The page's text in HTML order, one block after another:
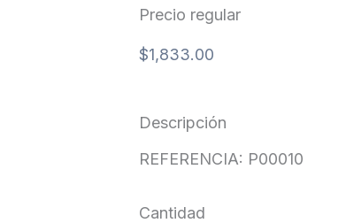
Precio regular
$1,833.00
Descripción
REFERENCIA: P00010
Cantidad